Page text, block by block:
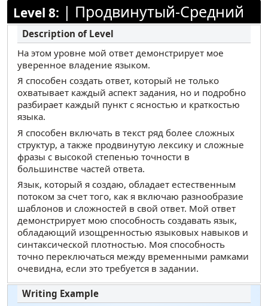
Level 8: | Продвинутый-Средний
На этом уровне мой ответ демонстрирует мое
уверенное владение языком.
Я способен создать ответ, который не только
охватывает каждый аспект задания, но и подробно
разбирает каждый пункт с ясностью и краткостью
языка.
Я способен включать в текст ряд более сложных
структур, а также продвинутую лексику и сложные
фразы с высокой степенью точности в
большинстве частей ответа.
Язык, который я создаю, обладает естественным
потоком за счет того, как я включаю разнообразие
шаблонов и сложностей в свой ответ. Мой ответ
демонстрирует мою способность создавать язык,
обладающий изощренностью языковых навыков и
синтаксической плотностью. Моя способность
точно переключаться между временными рамками
очевидна, если это требуется в задании.